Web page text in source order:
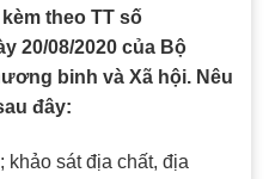
theo TT số
20/08/2020 của Bộ
binh và Xã hội. Nêu
đây:
sát địa chất, địa